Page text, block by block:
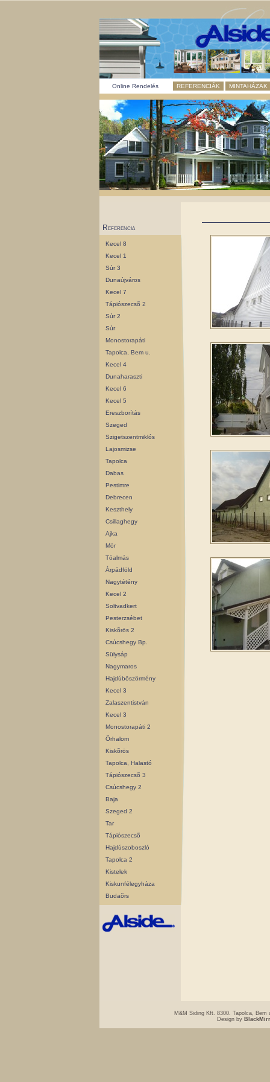
Online Rendelés REFERENCIÁK MINTAHÁZAK
Referencia
Kecel 8
Kecel 1
Súr 3
Dunaújváros
Kecel 7
Tápiószecsõ 2
Súr 2
Súr
Monostorapáti
Tapolca, Bem u.
Kecel 4
Dunaharaszti
Kecel 6
Kecel 5
Ereszborítás
Szeged
Szigetszentmiklós
Lajosmizse
Tapolca
Dabas
Pestimre
Debrecen
Keszthely
Csillaghegy
Ajka
Mór
Tóalmás
Árpádföld
Nagytétény
Kecel 2
Soltvadkert
Pesterzsébet
Kiskõrös 2
Csúcshegy Bp.
Sülysáp
Nagymaros
Hajdúböszörmény
Kecel 3
Zalaszentistván
Kecel 3
Monostorapáti 2
Õrhalom
Kiskõrös
Tapolca, Halastó
Tápiószecsõ 3
Csúcshegy 2
Baja
Szeged 2
Tar
Tápiószecsõ
Hajdúszoboszló
Tapolca 2
Kistelek
Kiskunfélegyháza
Budaõrs
M&M Siding Kft. 8300. Tapolca,
Design by